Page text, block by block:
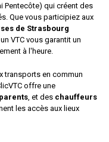
Pentecôte) qui créent des
Que vous participiez aux
de Strasbourg
, un VTC vous garantit un
à l'heure.
transports en commun
offre une
, et des chauffeurs
les accès aux lieux